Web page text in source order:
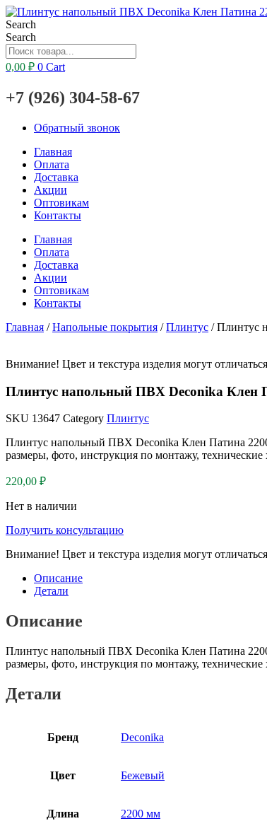
Search
Search
0,00 ₽ 0 Cart
+7 (926) 304-58-67
Обратный звонок
Главная
Оплата
Доставка
Акции
Оптовикам
Контакты
Главная
Оплата
Доставка
Акции
Оптовикам
Контакты
Главная /Напольные покрытия /Плинтус / Плинтус
Внимание! Цвет и текстура изделия могут
Плинтус напольный ПВХ Deconika Клен
SKU 13647 Category Плинтус
Плинтус напольный ПВХ Deconika Клен Патина
размеры, фото, инструкция по монтажу,
220,00 ₽
Нет в наличии
Получить консультацию
Внимание! Цвет и текстура изделия могут
Описание
Детали
Описание
Плинтус напольный ПВХ Deconika Клен Патина
размеры, фото, инструкция по монтажу,
Детали
Бренд Deconika
Цвет Бежевый
Длина 2200 мм